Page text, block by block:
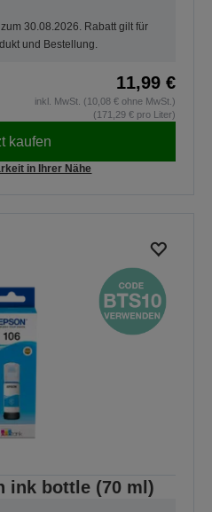
30.08.2026. Rabatt gilt für
und Bestellung.
11,99 €
inkl. MwSt. (10,08 € ohne MwSt.)
(171,29 € pro Liter)
kaufen
in Ihrer Nähe
ink bottle (70 ml)